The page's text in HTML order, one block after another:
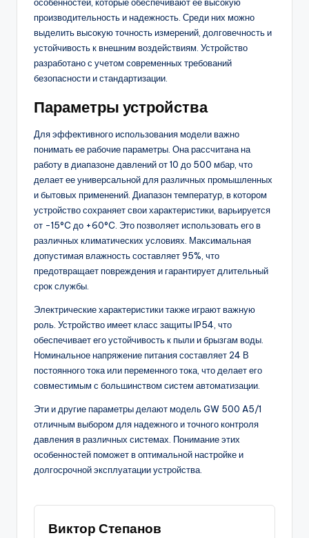
производительность и надежность. Среди них можно
выделить высокую точность измерений, долговечность и
устойчивость к внешним воздействиям. Устройство
разработано с учетом современных требований
безопасности и стандартизации.
Параметры устройства
Для эффективного использования модели важно
понимать ее рабочие параметры. Она рассчитана на
работу в диапазоне давлений от 10 до 500 мбар, что
делает ее универсальной для различных промышленных
и бытовых применений. Диапазон температур, в котором
устройство сохраняет свои характеристики, варьируется
от -15°C до +60°C. Это позволяет использовать его в
различных климатических условиях. Максимальная
допустимая влажность составляет 95%, что
предотвращает повреждения и гарантирует длительный
срок службы.
Электрические характеристики также играют важную
роль. Устройство имеет класс защиты IP54, что
обеспечивает его устойчивость к пыли и брызгам воды.
Номинальное напряжение питания составляет 24 В
постоянного тока или переменного тока, что делает его
совместимым с большинством систем автоматизации.
Эти и другие параметры делают модель GW 500 A5/1
отличным выбором для надежного и точного контроля
давления в различных системах. Понимание этих
особенностей поможет в оптимальной настройке и
долгосрочной эксплуатации устройства.
Виктор Степанов